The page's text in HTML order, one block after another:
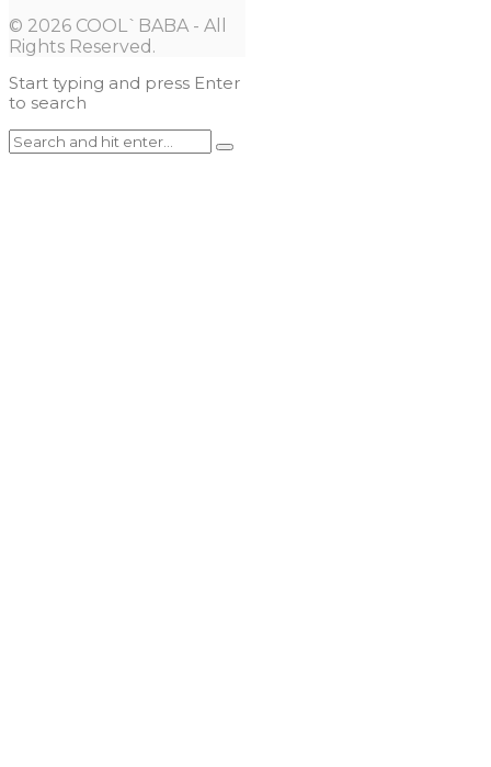
© 2026 COOL`BABA - All
Rights Reserved.
Start typing and press Enter
to search